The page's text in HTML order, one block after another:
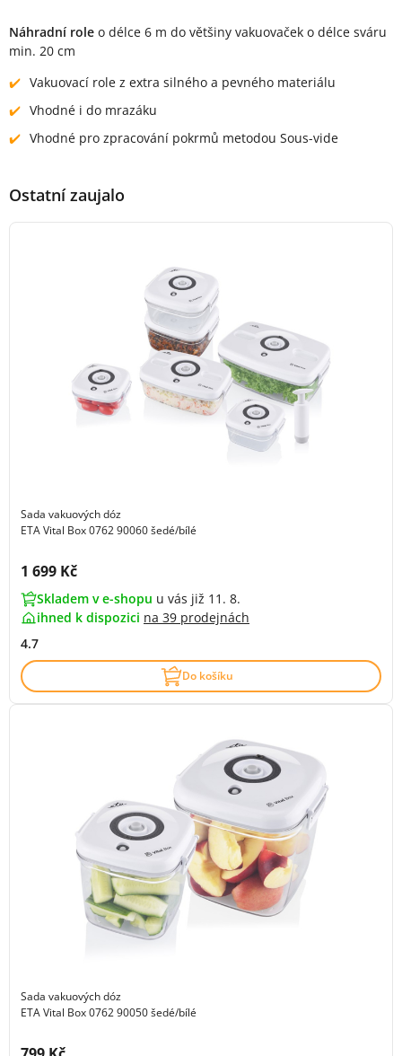
Náhradní role o délce 6 m do většiny vakuovaček o délce sváru
min. 20 cm
Vakuovací role z extra silného a pevného materiálu
Vhodné i do mrazáku
Vhodné pro zpracování pokrmů metodou Sous-vide
Ostatní zaujalo
Sada vakuových dóz
ETA Vital Box 0762 90060 šedé/bílé
Cena s DPH:
1 699 Kč
Skladem v e-shopu u vás již 11. 8.
ihned k dispozici na 39 prodejnách
4.7
Do košíku
Sada vakuových dóz
ETA Vital Box 0762 90050 šedé/bílé